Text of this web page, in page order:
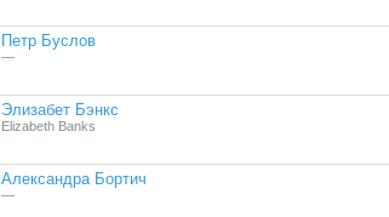
Петр Буслов
—
Элизабет Бэнкс
Elizabeth Banks
Александра Бортич
—